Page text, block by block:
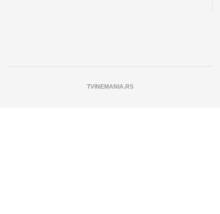
TVINEMANIA.RS